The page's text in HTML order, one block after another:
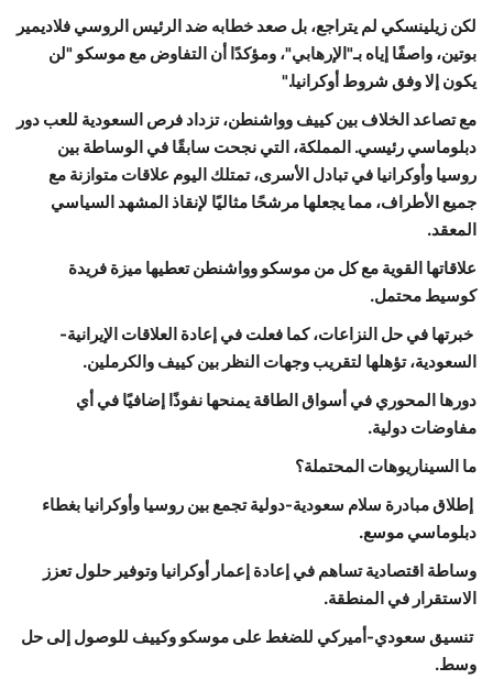
لكن زيلينسكي لم يتراجع، بل صعد خطابه ضد الرئيس الروسي فلاديمير
بوتين، واصفًا إياه بـ"الإرهابي"، ومؤكدًا أن التفاوض مع موسكو "لن
يكون إلا وفق شروط أوكرانيا."
مع تصاعد الخلاف بين كييف وواشنطن، تزداد فرص السعودية للعب دور
دبلوماسي رئيسي. المملكة، التي نجحت سابقًا في الوساطة بين
روسيا وأوكرانيا في تبادل الأسرى، تمتلك اليوم علاقات متوازنة مع
جميع الأطراف، مما يجعلها مرشحًا مثاليًا لإنقاذ المشهد السياسي
المعقد.
علاقاتها القوية مع كل من موسكو وواشنطن تعطيها ميزة فريدة
كوسيط محتمل.
خبرتها في حل النزاعات، كما فعلت في إعادة العلاقات الإيرانية-
السعودية، تؤهلها لتقريب وجهات النظر بين كييف والكرملين.
دورها المحوري في أسواق الطاقة يمنحها نفوذًا إضافيًا في أي
مفاوضات دولية.
ما السيناريوهات المحتملة؟
إطلاق مبادرة سلام سعودية-دولية تجمع بين روسيا وأوكرانيا بغطاء
دبلوماسي موسع.
وساطة اقتصادية تساهم في إعادة إعمار أوكرانيا وتوفير حلول تعزز
الاستقرار في المنطقة.
تنسيق سعودي-أميركي للضغط على موسكو وكييف للوصول إلى حل
وسط.